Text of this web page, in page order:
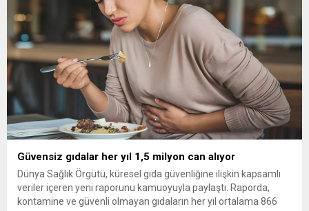
Güvensiz gıdalar her yıl 1,5 milyon can alıyor
Dünya Sağlık Örgütü, küresel gıda güvenliğine ilişkin kapsamlı
veriler içeren yeni raporunu kamuoyuyla paylaştı. Raporda,
kontamine ve güvenli olmayan gıdaların her yıl ortalama 866